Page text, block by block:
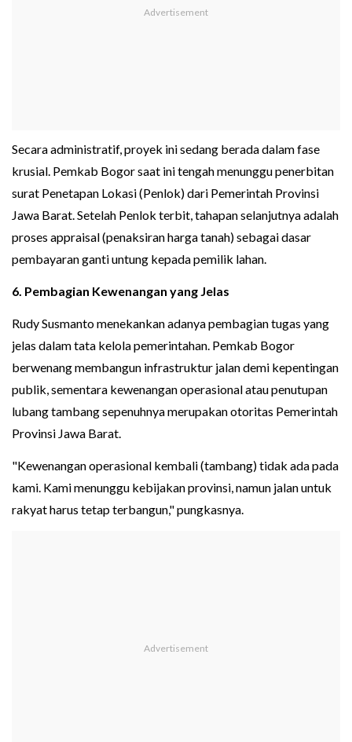
Secara administratif, proyek ini sedang berada dalam fase
krusial. Pemkab Bogor saat ini tengah menunggu penerbitan
surat Penetapan Lokasi (Penlok) dari Pemerintah Provinsi
Jawa Barat. Setelah Penlok terbit, tahapan selanjutnya adalah
proses appraisal (penaksiran harga tanah) sebagai dasar
pembayaran ganti untung kepada pemilik lahan.
6. Pembagian Kewenangan yang Jelas
Rudy Susmanto menekankan adanya pembagian tugas yang
jelas dalam tata kelola pemerintahan. Pemkab Bogor
berwenang membangun infrastruktur jalan demi kepentingan
publik, sementara kewenangan operasional atau penutupan
lubang tambang sepenuhnya merupakan otoritas Pemerintah
Provinsi Jawa Barat.
"Kewenangan operasional kembali (tambang) tidak ada pada
kami. Kami menunggu kebijakan provinsi, namun jalan untuk
rakyat harus tetap terbangun," pungkasnya.